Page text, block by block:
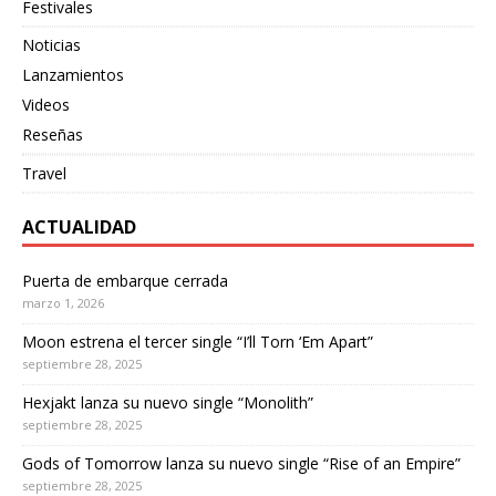
Festivales
Noticias
Lanzamientos
Videos
Reseñas
Travel
ACTUALIDAD
Puerta de embarque cerrada
marzo 1, 2026
Moon estrena el tercer single “I’ll Torn ‘Em Apart”
septiembre 28, 2025
Hexjakt lanza su nuevo single “Monolith”
septiembre 28, 2025
Gods of Tomorrow lanza su nuevo single “Rise of an Empire”
septiembre 28, 2025